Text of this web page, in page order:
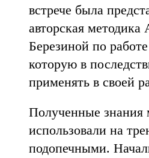
встрече была
авторская
Березиной по
которую в
применять в своей
Полученные
использовали на
подопечными.